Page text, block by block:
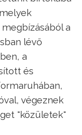
a
lévő
a
és
végeznek
"közületek"